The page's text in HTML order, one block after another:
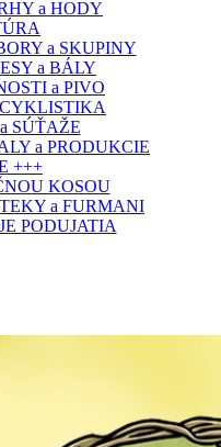
a HODY
a SKUPINY
a BÁLY
a PIVO
SÚŤAŽE
a PRODUKCIE
+++
KOSOU
a FURMANI
PODUJATIA